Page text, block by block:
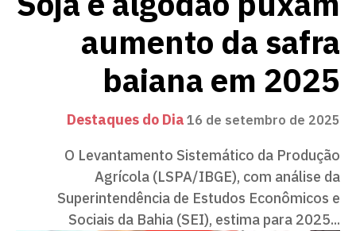
aumento da safra
baiana em 2025
Destaques do Dia16 de setembro de 2025
O Levantamento Sistemático da Produção
Agrícola (LSPA/IBGE), com análise da
Superintendência de Estudos Econômicos e
Sociais da Bahia (SEI), estima para 2025...